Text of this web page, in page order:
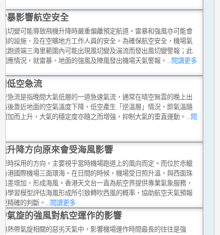
暴影響航空安全
切變可能導致飛機升降時嚴重偏離預定航道。雷暴和強風亦可能會
的設施、及在空曠地方工作人員的安全。為確保航空安全，機場氣
跑道端三海里範圍內可能出現風切變及湍流而發出風切變警報；此
應情況，就雷暴、地面的強風及陣風發出機場天氣警報。 ...閱讀更多
低空急流
急流是指晚間大氣低層的一道急速氣流，通常在晴空無雲的晚上出
後靠近地面的空氣溫度下降，低空產生「逆溫層」情況，即氣溫隨
加而上升，大氣的穩定度亦隨之而增強，抑制大氣的垂直運動。 ...閱
升降方向原來會受海風影響
時採用的方向，主要視乎當時機場跑道上的風向而定。而位於赤鱲
港國際機場三面環海。在日間的時候，機場受日照升溫，與西面珠
差增加，形成海風。香港天文台一直為航空界提供專業氣象服務，
學習模型評估海風形成所引致轉吹西風的概率，協助航空天氣預報
精確的判斷。
...閱讀更多
氣旋的強風對航空運作的影響
熱帶氣旋相關的惡劣天氣中，影響機場運作時間最長的往往是強